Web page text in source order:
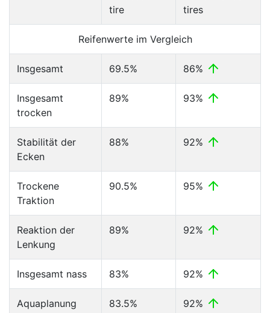
tire
tires
Reifenwerte im Vergleich
Insgesamt 69.5% 86%
Insgesamt
trocken
89% 93%
Stabilität der
Ecken
88% 92%
Trockene
Traktion
90.5% 95%
Reaktion der
Lenkung
89% 92%
Insgesamt nass 83% 92%
Aquaplanung 83.5% 92%